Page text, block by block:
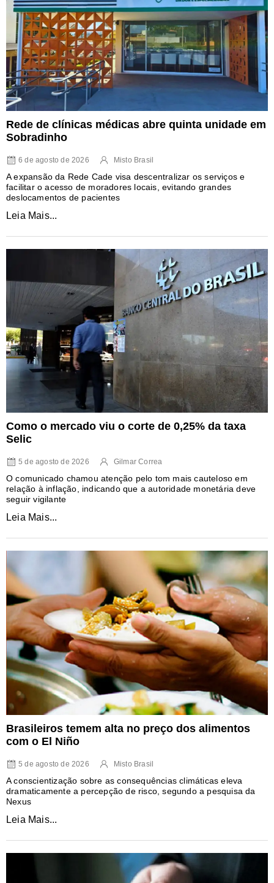
Rede de clínicas médicas abre quinta unidade em
Sobradinho
6 de agosto de 2026 Misto Brasil
A expansão da Rede Cade visa descentralizar os serviços e
facilitar o acesso de moradores locais, evitando grandes
deslocamentos de pacientes
Leia Mais...
Como o mercado viu o corte de 0,25% da taxa
Selic
5 de agosto de 2026 Gilmar Correa
O comunicado chamou atenção pelo tom mais cauteloso em
relação à inflação, indicando que a autoridade monetária deve
seguir vigilante
Leia Mais...
Brasileiros temem alta no preço dos alimentos
com o El Niño
5 de agosto de 2026 Misto Brasil
A conscientização sobre as consequências climáticas eleva
dramaticamente a percepção de risco, segundo a pesquisa da
Nexus
Leia Mais...